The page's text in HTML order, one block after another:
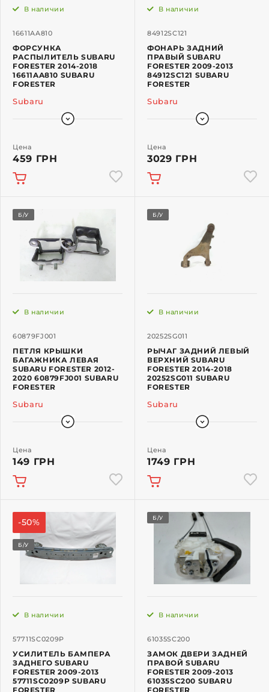
16611AA810
В наличии
ФОРСУНКА
РАСПЫЛИТЕЛЬ SUBARU
FORESTER 2014-2018
16611AA810 SUBARU
FORESTER
Subaru
Цена
459 ГРН
84912SC121
В наличии
ФОНАРЬ ЗАДНИЙ
ПРАВЫЙ SUBARU
FORESTER 2009-2013
84912SC121 SUBARU
FORESTER
Subaru
Цена
3029 ГРН
Б/У
60879FJ001
В наличии
ПЕТЛЯ КРЫШКИ
БАГАЖНИКА ЛЕВАЯ
SUBARU FORESTER 2012-
2020 60879FJ001 SUBARU
FORESTER
Subaru
Цена
149 ГРН
Б/У
20252SG011
В наличии
РЫЧАГ ЗАДНИЙ ЛЕВЫЙ
ВЕРХНИЙ SUBARU
FORESTER 2014-2018
20252SG011 SUBARU
FORESTER
Subaru
Цена
1749 ГРН
-50%
Б/У
57711SC0209P
В наличии
УСИЛИТЕЛЬ БАМПЕРА
ЗАДНЕГО SUBARU
FORESTER 2009-2013
57711SC0209P SUBARU
FORESTER
Б/У
61035SC200
В наличии
ЗАМОК ДВЕРИ ЗАДНЕЙ
ПРАВОЙ SUBARU
FORESTER 2009-2013
61035SC200 SUBARU
FORESTER